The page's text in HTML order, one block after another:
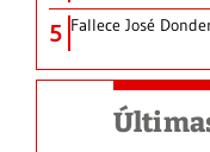
5 Fallece José